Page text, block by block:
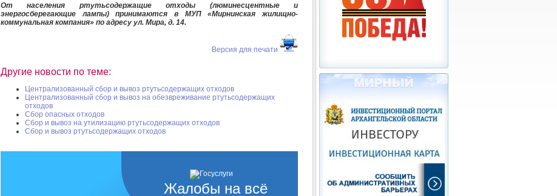
От населения ртутьсодержащие отходы (люминесцентные и
энергосберегающие лампы) принимаются в МУП «Мирнинская жилищно-
коммунальная компания» по адресу ул. Мира, д. 14.
Версия для печати
Другие новости по теме:
Централизованный сбор и вывоз ртутьсодержащих отходов
Централизованный сбор и вывоз на обезвреживание ртутьсодержащих
отходов
Сбор опасных отходов
Сбор и вывоз на утилизацию ртутьсодержащих отходов
Сбор и вывоз ртутьсодержащих отходов
Жалобы на всё